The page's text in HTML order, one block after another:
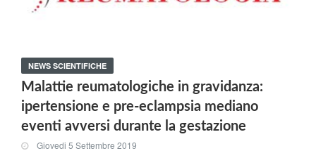
NEWS SCIENTIFICHE
Malattie reumatologiche in gravidanza:
ipertensione e pre-eclampsia mediano
eventi avversi durante la gestazione
Giovedi 5 Settembre 2019